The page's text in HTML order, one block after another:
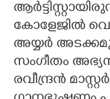
ZOOM
CONTACT US
കോളേജിൽ
അയ്യർ
സംഗീതം
രവീന്ദ്രൻ